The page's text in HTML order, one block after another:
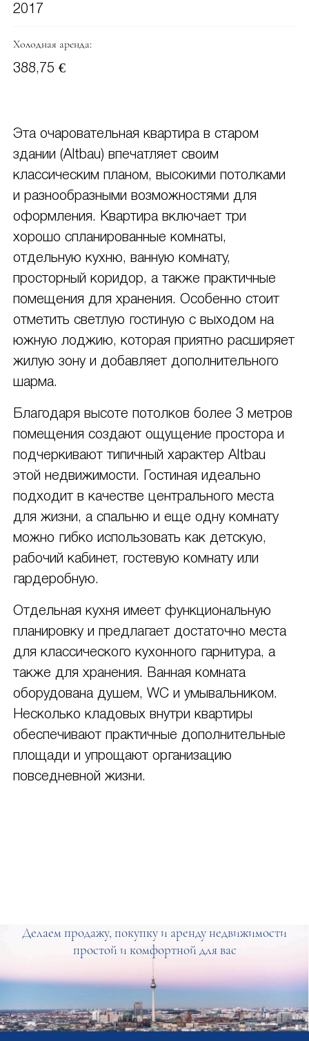
2017
Холодная аренда:
388,75 €
Эта очаровательная квартира в старом
здании (Altbau) впечатляет своим
классическим планом, высокими потолками
и разнообразными возможностями для
оформления. Квартира включает три
хорошо спланированные комнаты,
отдельную кухню, ванную комнату,
просторный коридор, а также практичные
помещения для хранения. Особенно стоит
отметить светлую гостиную с выходом на
южную лоджию, которая приятно расширяет
жилую зону и добавляет дополнительного
шарма.
Благодаря высоте потолков более 3 метров
помещения создают ощущение простора и
подчеркивают типичный характер Altbau
этой недвижимости. Гостиная идеально
подходит в качестве центрального места
для жизни, а спальню и еще одну комнату
можно гибко использовать как детскую,
рабочий кабинет, гостевую комнату или
гардеробную.
Отдельная кухня имеет функциональную
планировку и предлагает достаточно места
для классического кухонного гарнитура, а
также для хранения. Ванная комната
оборудована душем, WC и умывальником.
Несколько кладовых внутри квартиры
обеспечивают практичные дополнительные
площади и упрощают организацию
повседневной жизни.
Делаем продажу, покупку и аренду недвижимости
простой и комфортной для вас